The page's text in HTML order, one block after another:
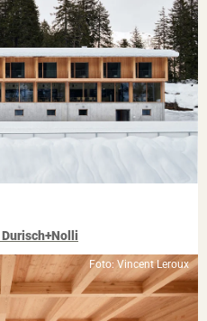
Durisch+Nolli
Foto: Vincent Leroux